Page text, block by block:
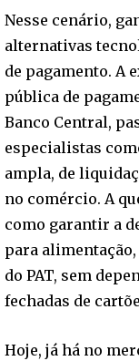
Nesse cenário,
alternativas
de pagamento. A
pública de
Banco Central,
especialistas
ampla, de
no comércio. A
como garantir a
para
do PAT, sem
fechadas de
Hoje, já há no